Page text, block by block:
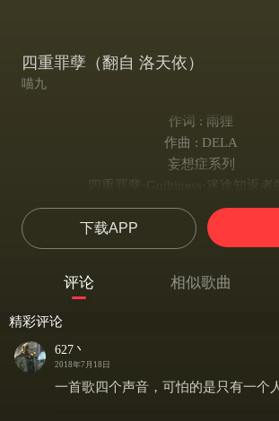
四重罪孽（翻自 洛天依）
喵九
作词 : 雨狸
作曲 : DELA
妄想症系列
四重罪孽·Guiltiness·迷途知返者
曲：DELA
词：雨狸
调：花儿不哭、Digger
绘：Lune
我经历一场革变 在沉睡的记忆
下载APP
评论 相似歌曲
精彩评论
627丶
2018年7月18日
一首歌四个声音，可怕的是只有一个